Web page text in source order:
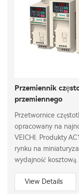
Przemiennik
przemiennego
Przetwornice
opracowany na
VEICHI. Produkty
rynku na
wydajność kosztową.
View Details